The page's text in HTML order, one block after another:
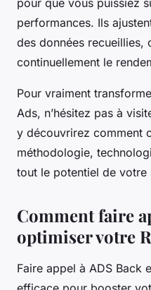
pour que vous puissiez
performances. Ils
des données recueillies,
continuellement le
Pour vraiment
Ads, n’hésitez pas à
y découvrirez comment
méthodologie,
tout le potentiel de
Comment faire
optimiser votre
Faire appel à ADS Back